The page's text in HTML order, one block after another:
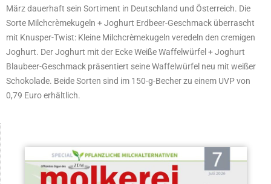
März dauerhaft sein Sortiment in Deutschland und Österreich. Die
Sorte Milchcrèmekugeln + Joghurt Erdbeer-Geschmack überrascht
mit Knusper-Twist: Kleine Milchcrèmekugeln veredeln den cremigen
Joghurt. Der Joghurt mit der Ecke Weiße Waffelwürfel + Joghurt
Blaubeer-Geschmack präsentiert seine Waffelwürfel neu mit weißer
Schokolade. Beide Sorten sind im 150-g-Becher zu einem UVP von
0,79 Euro erhältlich.